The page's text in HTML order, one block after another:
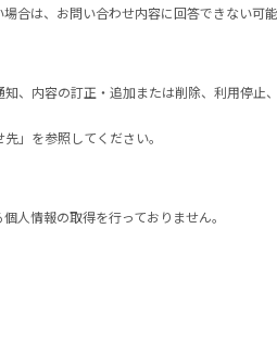
合は、お問い合わせ内容に回答できない可能
、内容の訂正・追加または削除、利用停止
」を参照してください。
人情報の取得を行っておりません。